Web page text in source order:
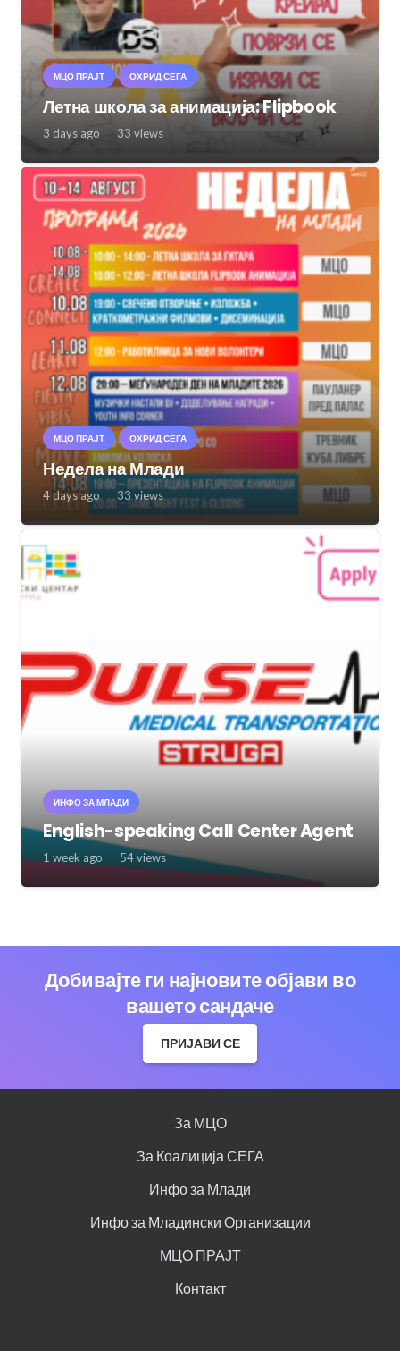
МЦО ПРАЈТ ОХРИД СЕГА
Летна школа за анимација: Flipbook
3 days ago 33 views
МЦО ПРАЈТ ОХРИД СЕГА
Недела на Млади
4 days ago 33views
ИНФО ЗА МЛАДИ
English-speaking Call Center Agent
1 week ago 54views
Добивајте ги најновите објави во
вашето сандаче
ПРИЈАВИ СЕ
За МЦО
За Коалиција СЕГА
Инфо за Млади
Инфо за Младински Организации
МЦО ПРАЈТ
Контакт